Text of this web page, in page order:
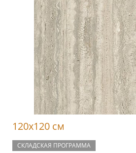
120x120 см
СКЛАДСКАЯ ПРОГРАММА